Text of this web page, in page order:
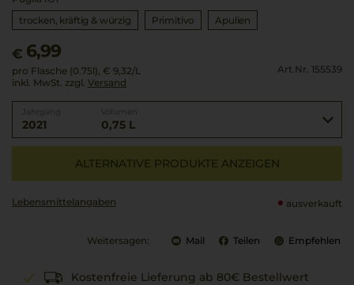
trocken, kräftig & würzig
Primitivo Apulien
€ 6,99
pro Flasche (0.75l), € 9,32/L
inkl. MwSt. zzgl. Versand
Art.Nr. 155539
2021 0,75 L
ALTERNATIVE PRODUKTE ANZEIGEN
Lebensmittel­angaben ausverkauft
Weitersagen: Mail Teilen Empfehlen
Kostenfreie Lieferung ab 80€ Bestellwert